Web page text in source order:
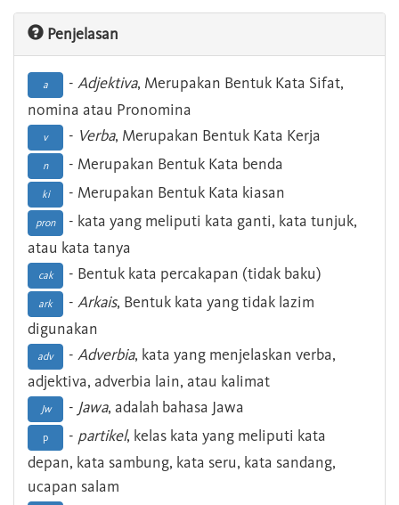
Penjelasan
a - Adjektiva, Merupakan Bentuk Kata Sifat,
nomina atau Pronomina
v - Verba, Merupakan Bentuk Kata Kerja
n - Merupakan Bentuk Kata benda
ki - Merupakan Bentuk Kata kiasan
pron
- kata yang meliputi kata ganti, kata tunjuk,
atau kata tanya
cak - Bentuk kata percakapan (tidak baku)
ark - Arkais, Bentuk kata yang tidak lazim
digunakan
adv - Adverbia, kata yang menjelaskan verba,
adjektiva, adverbia lain, atau kalimat
Jw - Jawa, adalah bahasa Jawa
p - partikel, kelas kata yang meliputi kata
depan, kata sambung, kata seru, kata sandang,
ucapan salam